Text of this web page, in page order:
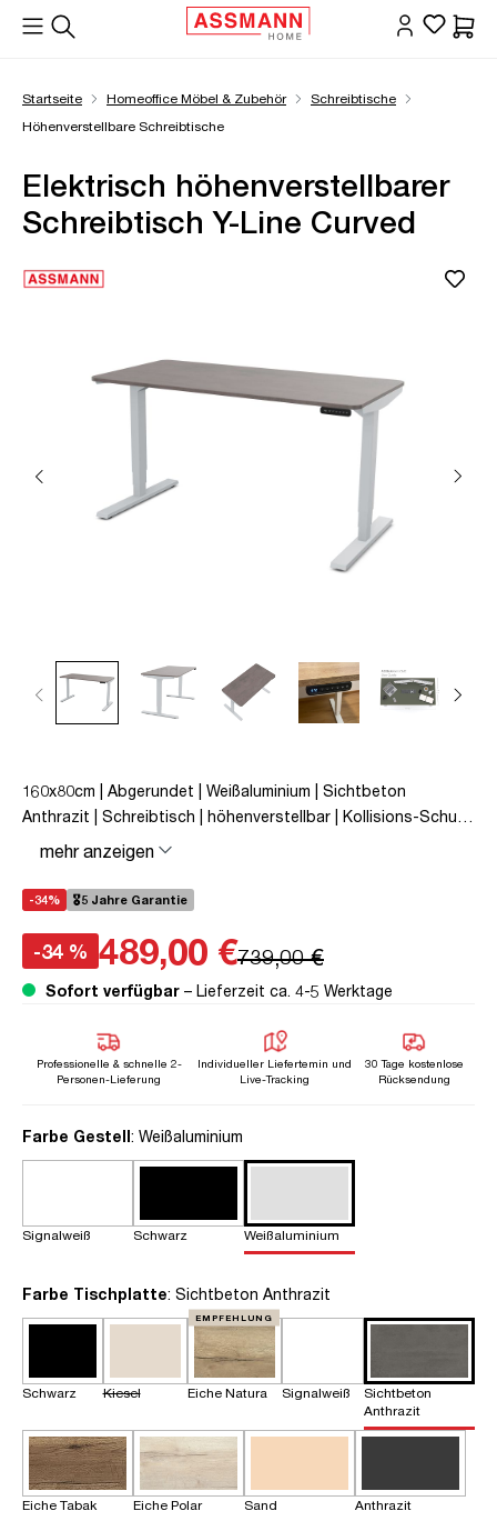
springen
Startseite Homeoffice Möbel & Zubehör
Schreibtische
Höhenverstellbare Schreibtische
Elektrisch höhenverstellbarer
Schreibtisch Y-Line Curved
160x80cm | Abgerundet | Weißaluminium | Sichtbeton
Anthrazit | Schreibtisch | höhenverstellbar | Kollisions-Schutz
| Elektrisch höhenverstellbar | Kindersicherung | Metall | Holz |
Grau | Silber | 5 Jahre Herstellergarantie | unmontiert | TÜV©
mobiles Arbeiten | bis zu 80 kg | Y-Line | Y-Line Curved |
mehr anzeigen
-34% 🎖️5 Jahre Garantie
-34 % 489,00 €739,00 €
Sofort verfügbar – Lieferzeit ca. 4-5 Werktage
Professionelle & schnelle 2-
Personen-Lieferung
Individueller Liefertemin und
Live-Tracking
30 Tage kostenlose
Rücksendung
Farbe Gestellauswählen
: Weißaluminium
Signalweiß Schwarz Weißaluminium
Farbe Tischplatteauswählen
: Sichtbeton Anthrazit
Schwarz Kiesel Eiche Natura
EMPFEHLUNG
Signalweiß
Sichtbeton
Anthrazit
Eiche Tabak Eiche Polar Sand Anthrazit